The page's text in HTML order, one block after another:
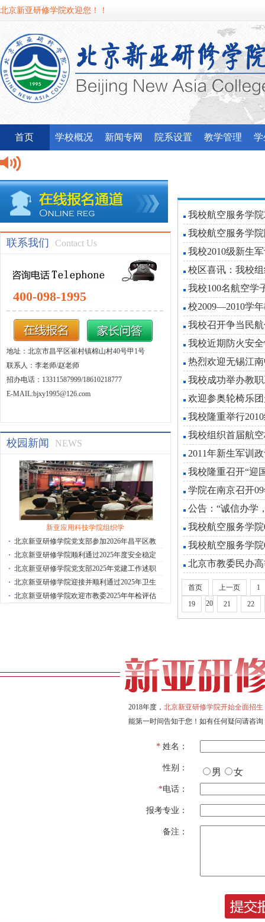
北京新亚研修学院欢迎您！！
首页 学校概况 新闻专网 院系设置 教学管理
联系我们 Contact Us
400-098-1995
地址：北京市昌平区崔村镇棉山村40号甲1号
联系人：李老师/赵老师
招办电话：13311587999/18610218777
E-MAIL:bjxy1995@126.com
校园新闻 NEWS
新亚应用科技学院组织学
· 北京新亚研修学院党支部参加2026年昌平区教
· 北京新亚研修学院顺利通过2025年度安全稳定
· 北京新亚研修学院党支部2025年党建工作述职
· 北京新亚研修学院迎接并顺利通过2025年卫生
· 北京新亚研修学院欢迎市教委2025年年检评估
我校航空服务学
我校航空服务学
我校2010级新生
校区喜讯：我校
我校100名航空
校2009—2010学
我校召开争当民
我校近期防火安
热烈欢迎无锡江
我校成功举办教
欢迎参奥轮椅乐
我校隆重举行
我校组织首届航
2011年新生军训
我校隆重召开“迎
学院在南京召开
公告：“诚信办学
我校航空服务学
我校航空服务学
北京市教委民办
首页 上一页
1
19
20 21 22
2018年度，北京新亚研修学院开始全面招生
能第一时间告知于您！如有任何疑问请咨询
* 姓名：
性别： 男 女
*电话：
报考专业：
备注：